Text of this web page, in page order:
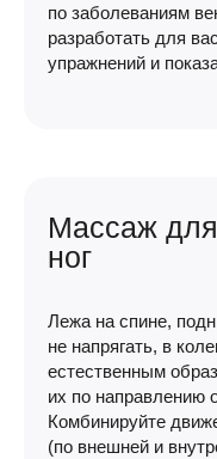
по заболеваниям
разработать для
упражнений и
Массаж для
ног
Лежа на спине,
не напрягать, в
естественным
их по направлению
Комбинируйте
(по внешней и